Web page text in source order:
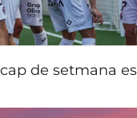
de setmana